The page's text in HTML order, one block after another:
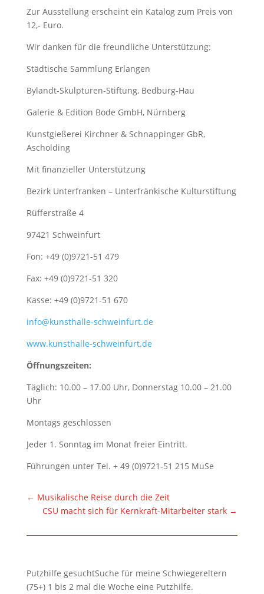
Zur Ausstellung erscheint ein Katalog zum Preis von
12,- Euro.
Wir danken für die freundliche Unterstützung:
Städtische Sammlung Erlangen
Bylandt-Skulpturen-Stiftung, Bedburg-Hau
Galerie & Edition Bode GmbH, Nürnberg
Kunstgießerei Kirchner & Schnappinger GbR,
Ascholding
Mit finanzieller Unterstützung
Bezirk Unterfranken – Unterfränkische Kulturstiftung
Rüfferstraße 4
97421 Schweinfurt
Fon: +49 (0)9721-51 479
Fax: +49 (0)9721-51 320
Kasse: +49 (0)9721-51 670
info@kunsthalle-schweinfurt.de
www.kunsthalle-schweinfurt.de
Öffnungszeiten:
Täglich: 10.00 – 17.00 Uhr, Donnerstag 10.00 – 21.00
Uhr
Montags geschlossen
Jeder 1. Sonntag im Monat freier Eintritt.
Führungen unter Tel. + 49 (0)9721-51 215 MuSe
← Musikalische Reise durch die Zeit
CSU macht sich für Kernkraft-Mitarbeiter stark →
Putzhilfe gesuchtSuche für meine Schwiegereltern
(75+) 1 bis 2 mal die Woche eine Putzhilfe.